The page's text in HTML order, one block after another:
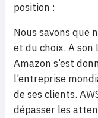
position :
Nous savons que
et du choix. A son
Amazon s’est
l’entreprise
de ses clients.
dépasser les